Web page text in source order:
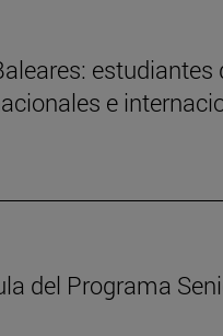
e
del Programa